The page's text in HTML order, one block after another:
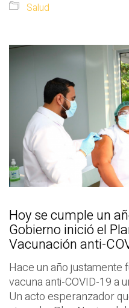
Salud
Hoy se cumple un
Gobierno inició el
Vacunación anti-
Hace un año
vacuna anti-COVID-19 a
Un acto esperanzador